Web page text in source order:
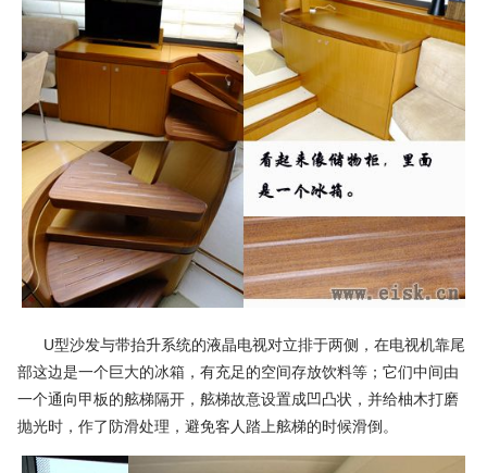
U型沙发与带抬升系统的液晶电视对立排于两侧，在电视机靠尾
部这边是一个巨大的冰箱，有充足的空间存放饮料等；它们中间由
一个通向甲板的舷梯隔开，舷梯故意设置成凹凸状，并给柚木打磨
抛光时，作了防滑处理，避免客人踏上舷梯的时候滑倒。